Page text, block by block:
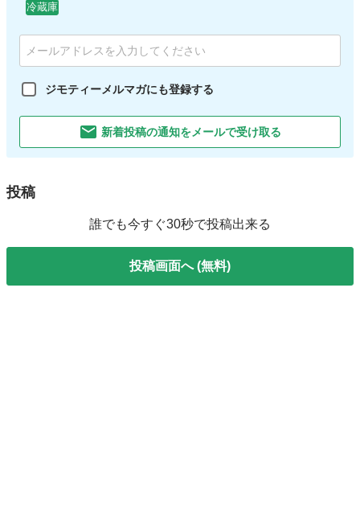
冷蔵庫
ジモティーメルマガにも登録する
新着投稿の通知をメールで受け取る
投稿
誰でも今すぐ30秒で投稿出来る
投稿画面へ (無料)